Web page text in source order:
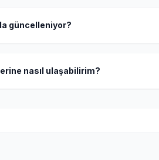
güncelleniyor?
nasıl ulaşabilirim?